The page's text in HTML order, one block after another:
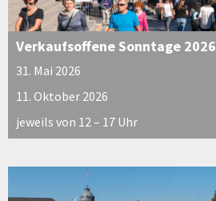
Verkaufsoffene Sonntage 2026
31. Mai 2026
11. Oktober 2026
jeweils von 12 – 17 Uhr